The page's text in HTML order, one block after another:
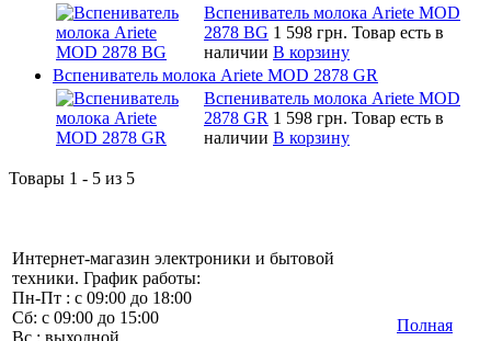
Вспениватель молока Ariete MOD
2878 BG 1 598 грн. Товар есть в
наличии В корзину
Вспениватель молока Ariete MOD 2878 GR
Вспениватель молока Ariete MOD
2878 GR 1 598 грн. Товар есть в
наличии В корзину
Товары 1 - 5 из 5
Интернет-магазин электроники и бытовой
техники. График работы:
Пн-Пт : с 09:00 до 18:00
Сб: с 09:00 до 15:00
Вс : выходной
Полная